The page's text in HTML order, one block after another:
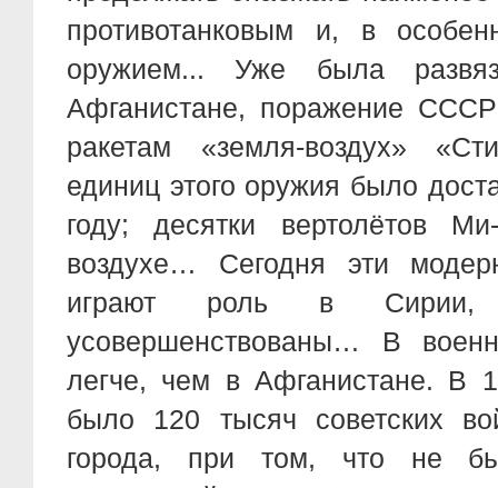
противотанковым и, в
оружием... Уже была
Афганистане, поражение
ракетам «земля-воздух»
единиц этого оружия было
году; десятки вертолётов
воздухе… Сегодня эти
играют роль в
усовершенствованы… В
легче, чем в Афганистане. В
было 120 тысяч советских
города, при том, что не